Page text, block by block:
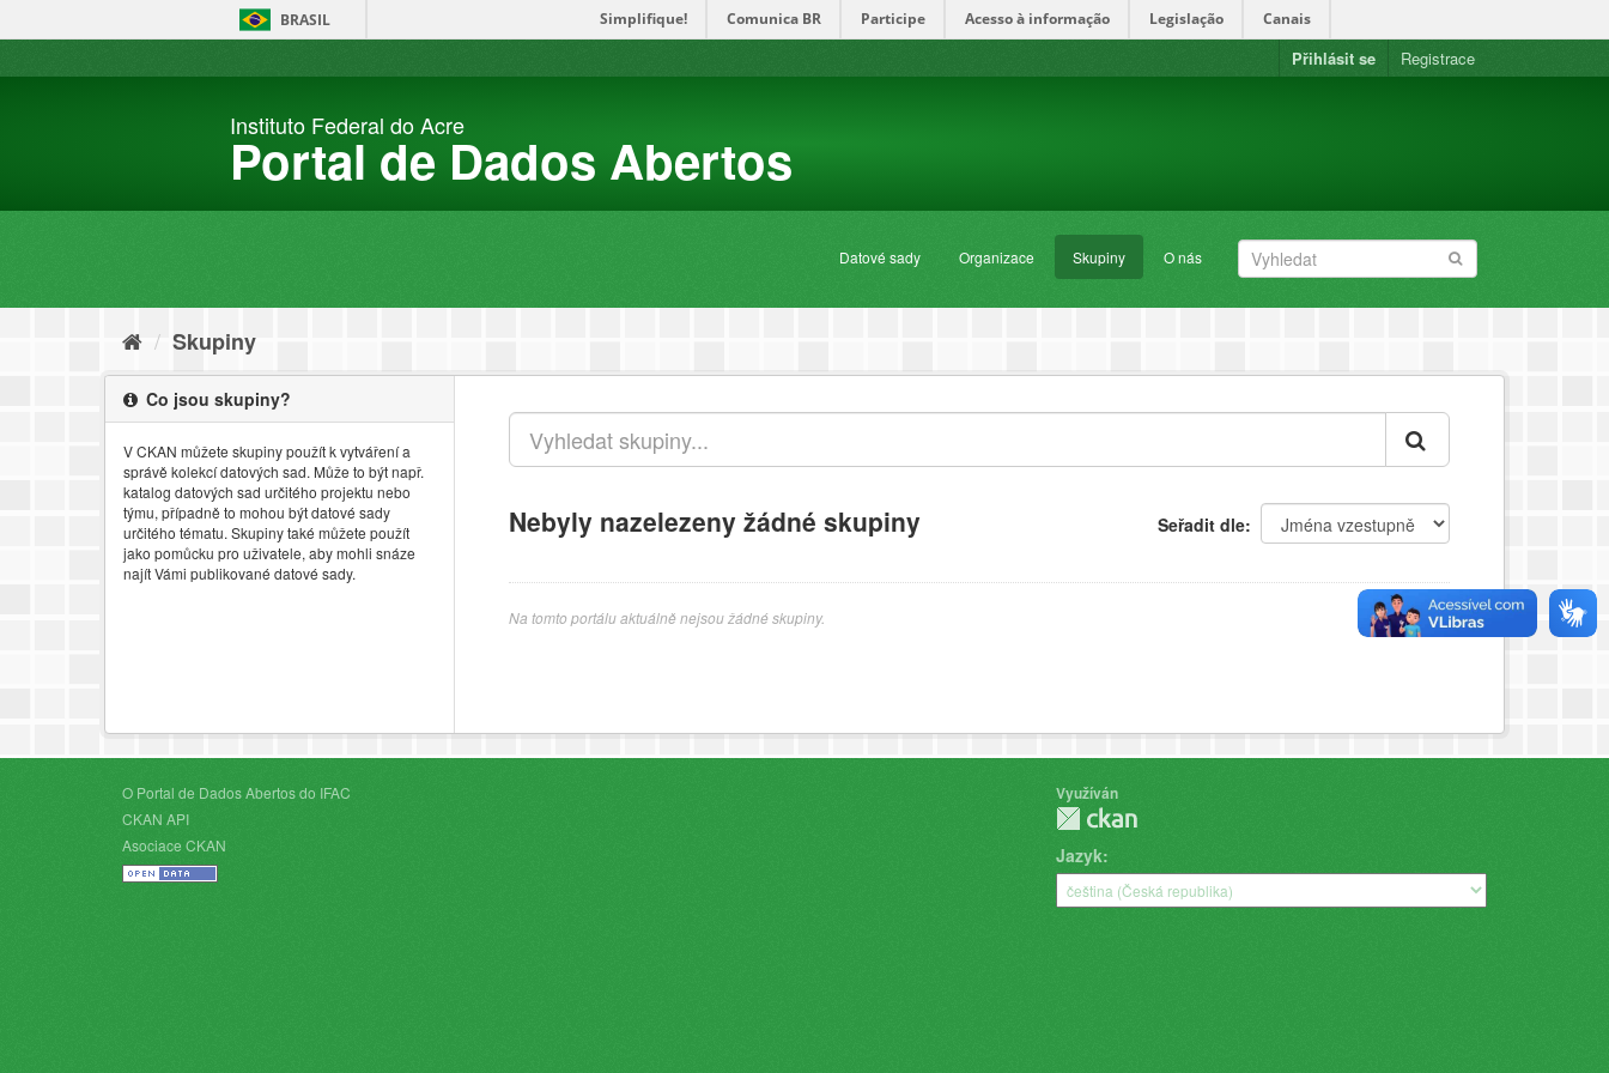
BRASIL Simplifique! Comunica BR Participe Acesso à informação Legislação Canais
Přihlásit se Registrace
Instituto Federal do Acre
Portal de Dados Abertos
Datové sady Organizace Skupiny O nás
Skupiny
Co jsou skupiny?
V CKAN můžete skupiny použít k vytváření a
správě kolekcí datových sad. Může to být např.
katalog datových sad určitého projektu nebo
týmu, případně to mohou být datové sady
určitého tématu. Skupiny také můžete použít
jako pomůcku pro uživatele, aby mohli snáze
najít Vámi publikované datové sady.
Seřadit dle
Nebyly nazelezeny žádné skupiny
Na tomto portálu aktuálně nejsou žádné skupiny.
O Portal de Dados Abertos do IFAC
CKAN API
Asociace CKAN
Využíván
Jazyk